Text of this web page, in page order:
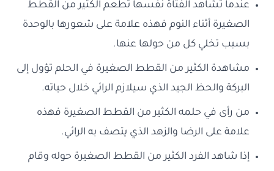
عندما تشاهد الفتاة نفسها تطعم الكثير من القطط
الصغيرة أثناء النوم فهذه علامة على شعورها بالوحدة
بسبب تخلي كل من حولها عنها.
مشاهدة الكثير من القطط الصغيرة في الحلم تؤول إلى
البركة والحظ الجيد الذي سيلازم الرائي خلال حياته.
من رأى في حلمه الكثير من القطط الصغيرة فهذه
علامة على الرضا والزهد الذي يتصف به الرائي.
إذا شاهد الفرد الكثير من القطط الصغيرة حوله وقام